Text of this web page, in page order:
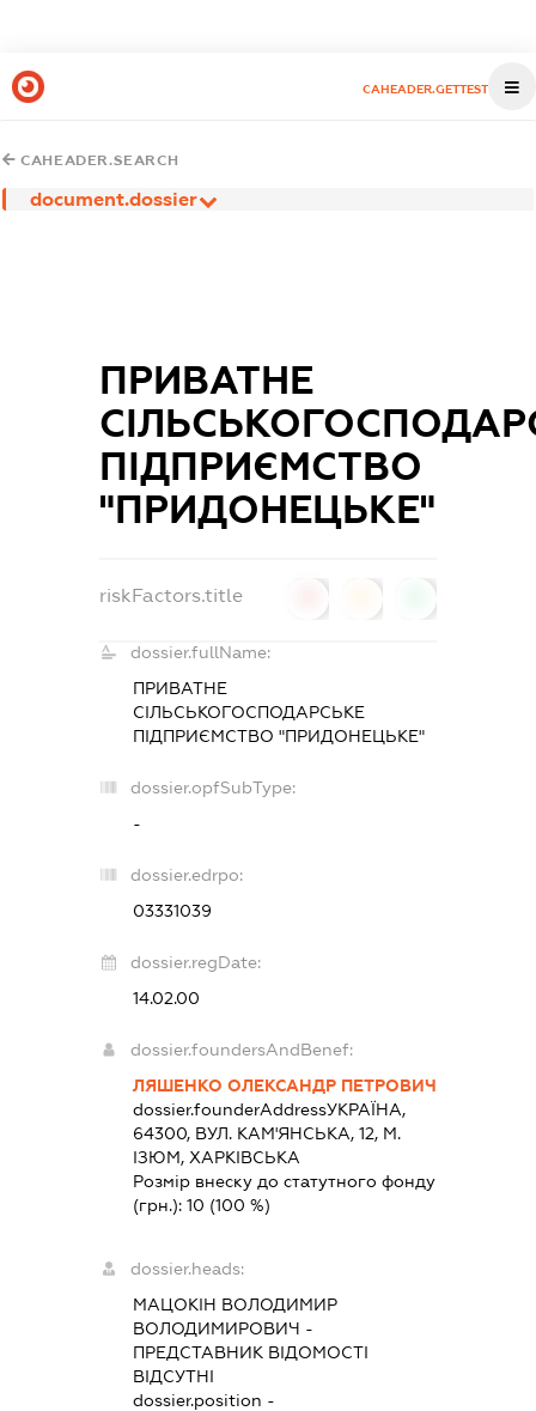
CAHEADER.GETTEST
CAHEADER.SEARCH
document.dossier
ПРИВАТНЕ
ПІДПРИЄМСТВО
"ПРИДОНЕЦЬКЕ"
riskFactors.title
dossier.fullName:
ПРИВАТНЕ
СІЛЬСЬКОГОСПОДАРСЬКЕ
ПІДПРИЄМСТВО "ПРИДОНЕЦЬКЕ"
dossier.opfSubType:
-
dossier.edrpo:
03331039
dossier.regDate:
14.02.00
dossier.foundersAndBenef:
ЛЯШЕНКО ОЛЕКСАНДР ПЕТРОВИЧ
dossier.founderAddressУКРАЇНА,
64300, ВУЛ. КАМ'ЯНСЬКА, 12, М.
ІЗЮМ, ХАРКІВСЬКА
Розмір внеску до статутного фонду
(грн.): 10 (100 %)
dossier.heads:
МАЦОКІН ВОЛОДИМИР
ВОЛОДИМИРОВИЧ -
ПРЕДСТАВНИК ВІДОМОСТІ
ВІДСУТНІ
dossier.position -